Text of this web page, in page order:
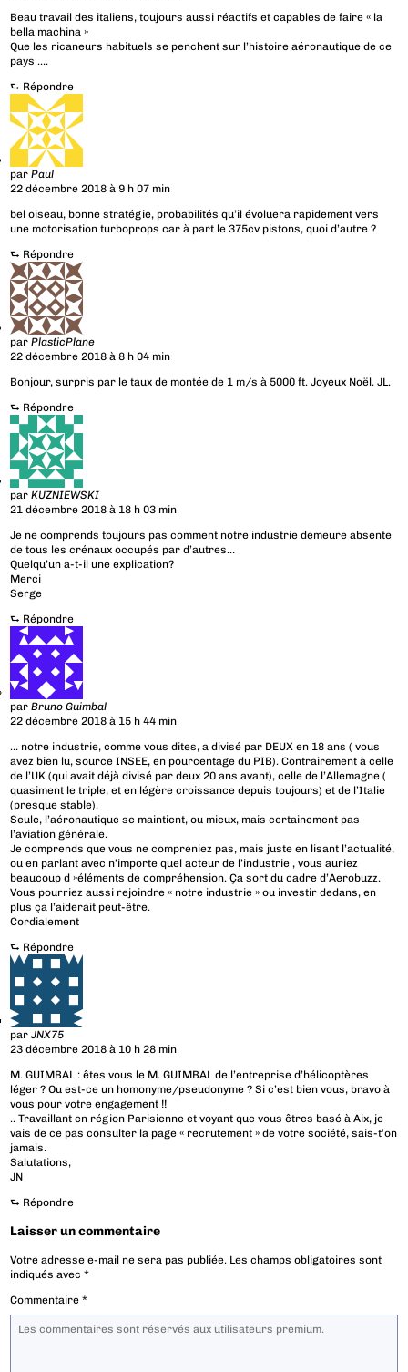
Beau travail des italiens, toujours aussi réactifs et capables de faire « la
bella machina »
Que les ricaneurs habituels se penchent sur l’histoire aéronautique de ce
pays ….
⮑ Répondre
parPaul
22 décembre 2018 à 9 h 07 min
bel oiseau, bonne stratégie, probabilités qu’il évoluera rapidement vers
une motorisation turboprops car à part le 375cv pistons, quoi d’autre ?
⮑ Répondre
parPlasticPlane
22 décembre 2018 à 8 h 04 min
Bonjour, surpris par le taux de montée de 1 m/s à 5000 ft. Joyeux Noël. JL.
⮑ Répondre
parKUZNIEWSKI
21 décembre 2018 à 18 h 03 min
Je ne comprends toujours pas comment notre industrie demeure absente
de tous les crénaux occupés par d’autres…
Quelqu’un a-t-il une explication?
Merci
Serge
⮑ Répondre
parBruno Guimbal
22 décembre 2018 à 15 h 44 min
… notre industrie, comme vous dites, a divisé par DEUX en 18 ans ( vous
avez bien lu, source INSEE, en pourcentage du PIB). Contrairement à celle
de l’UK (qui avait déjà divisé par deux 20 ans avant), celle de l’Allemagne (
quasiment le triple, et en légère croissance depuis toujours) et de l’Italie
(presque stable).
Seule, l’aéronautique se maintient, ou mieux, mais certainement pas
l’aviation générale.
Je comprends que vous ne compreniez pas, mais juste en lisant l’actualité,
ou en parlant avec n’importe quel acteur de l’industrie , vous auriez
beaucoup d »éléments de compréhension. Ça sort du cadre d’Aerobuzz.
Vous pourriez aussi rejoindre « notre industrie » ou investir dedans, en
plus ça l’aiderait peut-être.
Cordialement
⮑ Répondre
parJNX75
23 décembre 2018 à 10 h 28 min
M. GUIMBAL : êtes vous le M. GUIMBAL de l’entreprise d’hélicoptères
léger ? Ou est-ce un homonyme/pseudonyme ? Si c’est bien vous, bravo à
vous pour votre engagement !!
.. Travaillant en région Parisienne et voyant que vous êtres basé à Aix, je
vais de ce pas consulter la page « recrutement » de votre société, sais-t’on
jamais.
Salutations,
JN
⮑ Répondre
Laisser un commentaire
Votre adresse e-mail ne sera pas publiée. Les champs obligatoires sont
indiqués avec*
Commentaire*